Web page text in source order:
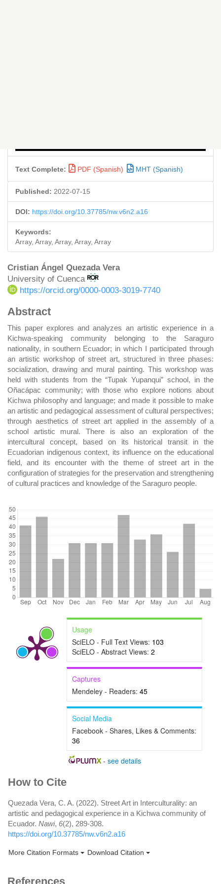
Text Complete: PDF (Spanish) MHT (Spanish)
Published: 2022-07-15
DOI: https://doi.org/10.37785/nw.v6n2.a16
Keywords:
Array, Array, Array, Array, Array
Main
Article
Cristian Ángel Quezada Vera
University of Cuenca
https://orcid.org/0000-0003-3019-7740
Abstract
This paper explores and analyzes an artistic experience in a
Kichwa-speaking community belonging to the Saraguro
nationality, in southern Ecuador; in which I participated through
an artistic workshop of street art, structured in three phases:
socialization, drawing and mural painting. This workshop was
held with students from the “Tupak Yupanqui” school, in the
Oñacápac community; with those who explore notions about
Kichwa philosophy and language; and made it possible to make
an artistic and pedagogical assessment of cultural perspectives;
through aesthetics of street art applied in the assembly of a
school artistic mural. There is also an exploration of the
intercultural concept, based on its historical transit in the
Ecuadorian indigenous context, its influence on the educational
field, and its encounter with the theme of street art in the
configuration of strategies for the preservation and strengthening
of cultural practices and knowledge of the Saraguro people.
Usage
SciELO - Full Text Views: 103
SciELO - Abstract Views: 2
Captures
Mendeley - Readers: 45
Social Media
Facebook - Shares, Likes & Comments:
36
- see details
Article
Details
How to Cite
Quezada Vera, C. A. (2022). Street Art in Interculturality: an
artistic and pedagogical experience in a Kichwa community of
Ecuador. Nawi, 6(2), 289-308.
https://doi.org/10.37785/nw.v6n2.a16
More Citation Formats Download Citation
References